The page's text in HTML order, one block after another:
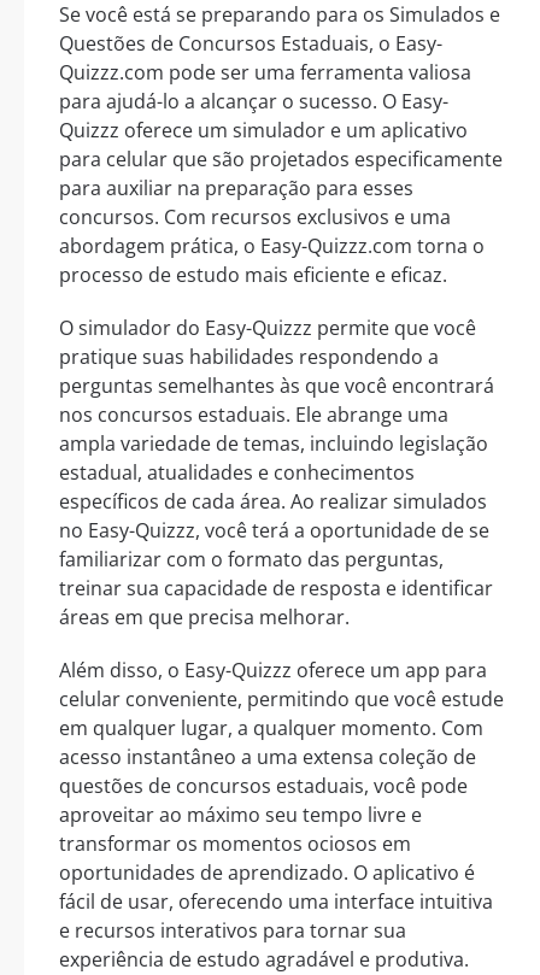
Se você está se preparando para os Simulados e
Questões de Concursos Estaduais, o Easy-
Quizzz.com pode ser uma ferramenta valiosa
para ajudá-lo a alcançar o sucesso. O Easy-
Quizzz oferece um simulador e um aplicativo
para celular que são projetados especificamente
para auxiliar na preparação para esses
concursos. Com recursos exclusivos e uma
abordagem prática, o Easy-Quizzz.com torna o
processo de estudo mais eficiente e eficaz.
O simulador do Easy-Quizzz permite que você
pratique suas habilidades respondendo a
perguntas semelhantes às que você encontrará
nos concursos estaduais. Ele abrange uma
ampla variedade de temas, incluindo legislação
estadual, atualidades e conhecimentos
específicos de cada área. Ao realizar simulados
no Easy-Quizzz, você terá a oportunidade de se
familiarizar com o formato das perguntas,
treinar sua capacidade de resposta e identificar
áreas em que precisa melhorar.
Além disso, o Easy-Quizzz oferece um app para
celular conveniente, permitindo que você estude
em qualquer lugar, a qualquer momento. Com
acesso instantâneo a uma extensa coleção de
questões de concursos estaduais, você pode
aproveitar ao máximo seu tempo livre e
transformar os momentos ociosos em
oportunidades de aprendizado. O aplicativo é
fácil de usar, oferecendo uma interface intuitiva
e recursos interativos para tornar sua
experiência de estudo agradável e produtiva.